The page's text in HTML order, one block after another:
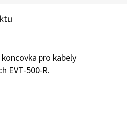
pro kabely
EVT-500-R.